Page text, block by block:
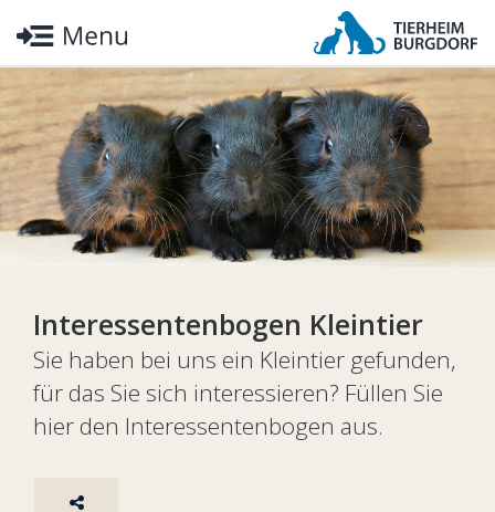
Interessentenbogen Kleintier
Sie haben bei uns ein Kleintier gefunden,
für das Sie sich interessieren? Füllen Sie
hier den Interessentenbogen aus.